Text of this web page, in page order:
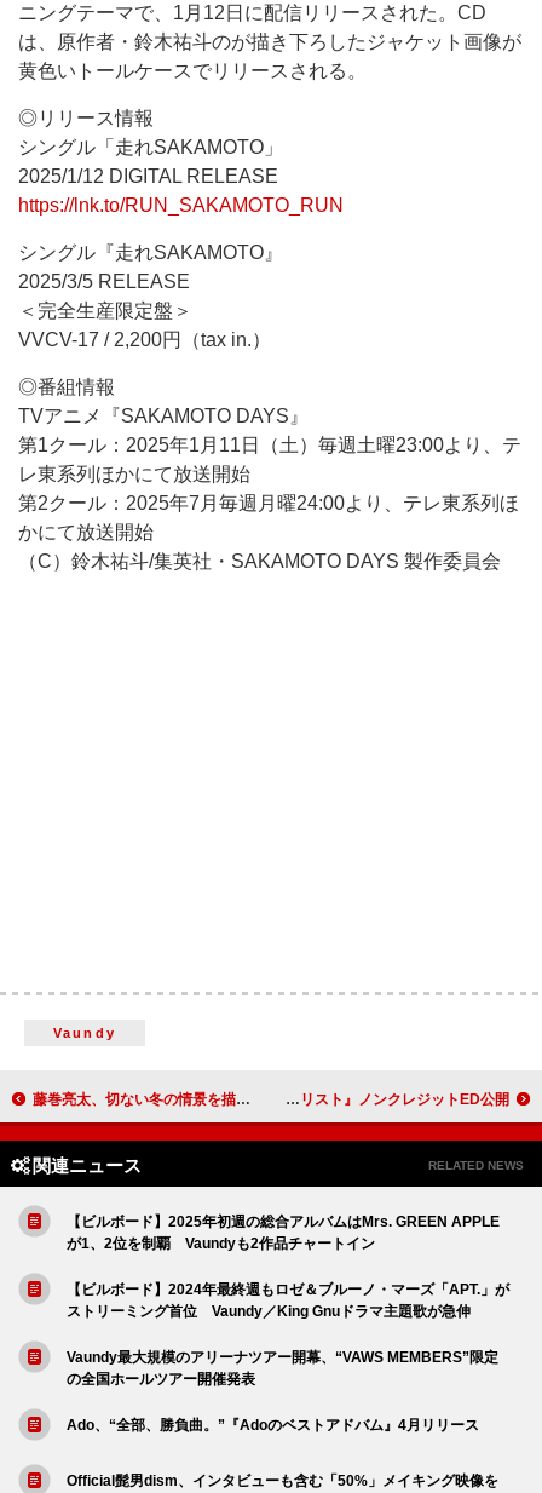
ニングテーマで、1月12日に配信リリースされた。CD
は、原作者・鈴木祐斗のが描き下ろしたジャケット画像が
黄色いトールケースでリリースされる。
◎リリース情報
シングル「走れSAKAMOTO」
2025/1/12 DIGITAL RELEASE
https://lnk.to/RUN_SAKAMOTO_RUN
シングル『走れSAKAMOTO』
2025/3/5 RELEASE
＜完全生産限定盤＞
VVCV-17 / 2,200円（tax in.）
◎番組情報
TVアニメ『SAKAMOTO DAYS』
第1クール：2025年1月11日（土）毎週土曜23:00より、テ
レ東系列ほかにて放送開始
第2クール：2025年7月毎週月曜24:00より、テレ東系列ほ
かにて放送開始
（C）鈴木祐斗/集英社・SAKAMOTO DAYS 製作委員会
Vaundy
藤巻亮太、切ない冬の情景を描いた新曲「真っ白な街」配信リリース ねぐせ。新曲「アタシのドレス」MV＆アニメ『メダリスト』ノンクレジットED公開
関連ニュース RELATED NEWS
【ビルボード】2025年初週の総合アルバムはMrs. GREEN APPLE
が1、2位を制覇 Vaundyも2作品チャートイン
【ビルボード】2024年最終週もロゼ＆ブルーノ・マーズ「APT.」が
ストリーミング首位 Vaundy／King Gnuドラマ主題歌が急伸
Vaundy最大規模のアリーナツアー開幕、“VAWS MEMBERS”限定
の全国ホールツアー開催発表
Ado、“全部、勝負曲。”『Adoのベストアドバム』4月リリース
Official髭男dism、インタビューも含む「50%」メイキング映像を